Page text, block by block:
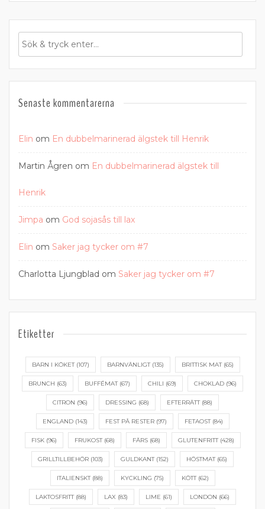
Senaste kommentarerna
Elin om En dubbelmarinerad älgstek till Henrik
Martin Ågren om En dubbelmarinerad älgstek till
Henrik
Jimpa om God sojasås till lax
Elin om Saker jag tycker om #7
Charlotta Ljungblad om Saker jag tycker om #7
Etiketter
BARN I KÖKET(107) BARNVÄNLIGT(135) BRITTISK MAT(65)
BRUNCH (63) BUFFÉMAT(67) CHILI (69) CHOKLAD (96)
CITRON (96) DRESSING (68) EFTERRÄTT(88)
ENGLAND(143) FEST PÅ RESTER(97) FETAOST(84)
FISK(96) FRUKOST(68) FÄRS(68) GLUTENFRITT(428)
GRILLTILLBEHÖR (103) GULDKANT(152) HÖSTMAT(65)
ITALIENSKT(88) KYCKLING (75) KÖTT(62)
LAKTOSFRITT(88) LAX (83) LIME (61) LONDON (66)